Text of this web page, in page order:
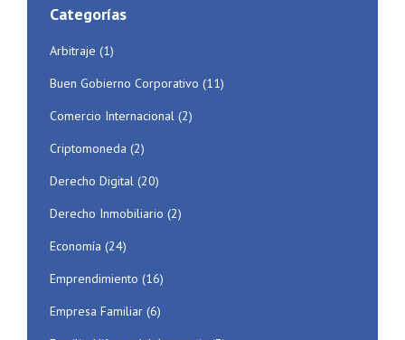
Categorías
Arbitraje (1)
Buen Gobierno Corporativo (11)
Comercio Internacional (2)
Criptomoneda (2)
Derecho Digital (20)
Derecho Inmobiliario (2)
Economía (24)
Emprendimiento (16)
Empresa Familiar (6)